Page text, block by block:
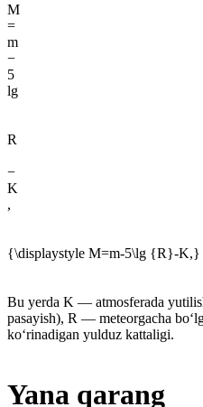
M
=
m
−
5
lg
R
−
K
,
{\displaystyle M=m-5\lg {R}-K,}
Bu yerda K — atmosferada
pasayish), R — meteorgacha
koʻrinadigan yulduz kattaligi.
Yana qarang